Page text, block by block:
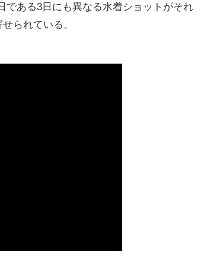
ある3日にも異なる水着ショットがそれ
られている。